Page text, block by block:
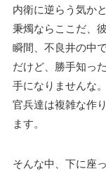
内衛に逆らう気か
秉燭ならここだ、
瞬間、不良井の中
だけど、勝手知っ
手になりませんな。
官兵達は複雑な作
ます。
そんな中、下に座